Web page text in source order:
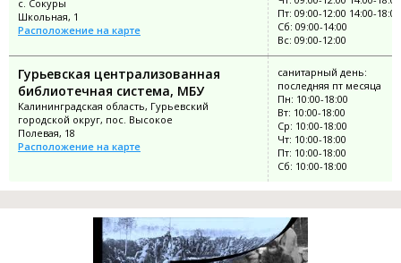
с. Сокуры
Школьная, 1
Расположение на карте
Пт: 09:00-12:00 14:00-18:00
Сб: 09:00-14:00
Вс: 09:00-12:00
Гурьевская централизованная
библиотечная система, МБУ
Калининградская область, Гурьевский
городской округ, пос. Высокое
Полевая, 18
Расположение на карте
санитарный день:
последняя пт месяца
Пн: 10:00-18:00
Вт: 10:00-18:00
Ср: 10:00-18:00
Чт: 10:00-18:00
Пт: 10:00-18:00
Сб: 10:00-18:00